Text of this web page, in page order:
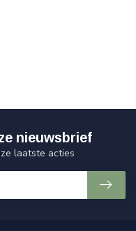
nieuwsbrief
laatste acties